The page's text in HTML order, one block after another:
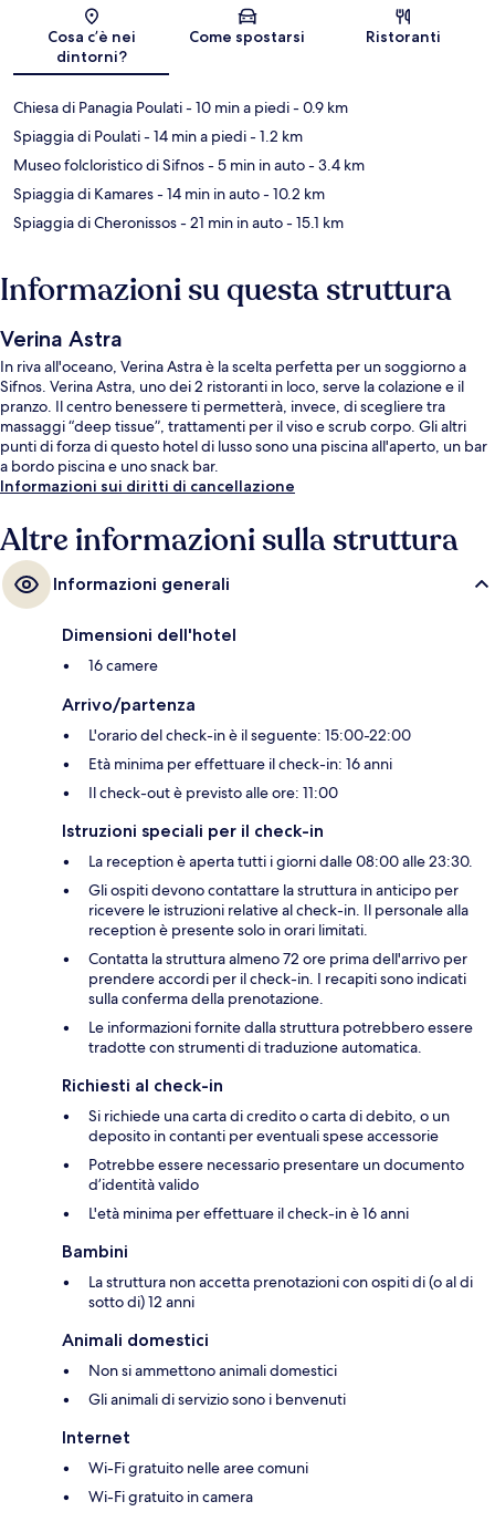
Mappa
Cosa c’è nei
dintorni?
Come spostarsi Ristoranti
Chiesa di Panagia Poulati- 10 min a piedi- 0.9 km
Spiaggia di Poulati- 14 min a piedi- 1.2 km
Museo folcloristico di Sifnos- 5 min in auto- 3.4 km
Spiaggia di Kamares- 14 min in auto- 10.2 km
Spiaggia di Cheronissos- 21 min in auto- 15.1 km
Informazioni su questa struttura
Verina Astra
In riva all'oceano, Verina Astra è la scelta perfetta per un soggiorno a
Sifnos. Verina Astra, uno dei 2 ristoranti in loco, serve la colazione e il
pranzo. Il centro benessere ti permetterà, invece, di scegliere tra
massaggi “deep tissue”, trattamenti per il viso e scrub corpo. Gli altri
punti di forza di questo hotel di lusso sono una piscina all'aperto, un bar
a bordo piscina e uno snack bar.
Informazioni sui diritti di cancellazione
Altre informazioni sulla struttura
Informazioni generali
Dimensioni dell'hotel
16 camere
Arrivo/partenza
L'orario del check-in è il seguente: 15:00-22:00
Età minima per effettuare il check-in: 16 anni
Il check-out è previsto alle ore: 11:00
Istruzioni speciali per il check-in
La reception è aperta tutti i giorni dalle 08:00 alle 23:30.
Gli ospiti devono contattare la struttura in anticipo per
ricevere le istruzioni relative al check-in. Il personale alla
reception è presente solo in orari limitati.
Contatta la struttura almeno 72 ore prima dell'arrivo per
prendere accordi per il check-in. I recapiti sono indicati
sulla conferma della prenotazione.
Le informazioni fornite dalla struttura potrebbero essere
tradotte con strumenti di traduzione automatica.
Richiesti al check-in
Si richiede una carta di credito o carta di debito, o un
deposito in contanti per eventuali spese accessorie
Potrebbe essere necessario presentare un documento
d’identità valido
L'età minima per effettuare il check-in è 16 anni
Bambini
La struttura non accetta prenotazioni con ospiti di (o al di
sotto di) 12 anni
Animali domestici
Non si ammettono animali domestici
Gli animali di servizio sono i benvenuti
Internet
Wi-Fi gratuito nelle aree comuni
Wi-Fi gratuito in camera